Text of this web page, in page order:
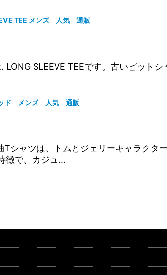
TEE メンズ 人気 通販
LONG SLEEVE TEEです。古いピット
ッド メンズ 人気 通販
ャツは、トムとジェリーキャラクタ
徴で、カジュ…